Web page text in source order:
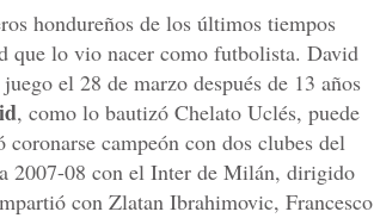
hondureños de los últimos tiempos
que lo vio nacer como futbolista. David
el 28 de marzo después de 13 años
, como lo bautizó Chelato Uclés, puede
campeón con dos clubes del
2007-08 con el Inter de Milán, dirigido
con Zlatan Ibrahimovic, Francesco